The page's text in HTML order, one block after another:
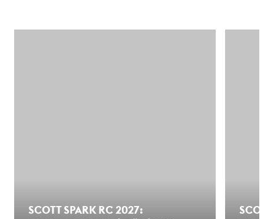
SCOTT SPARK RC 2027: